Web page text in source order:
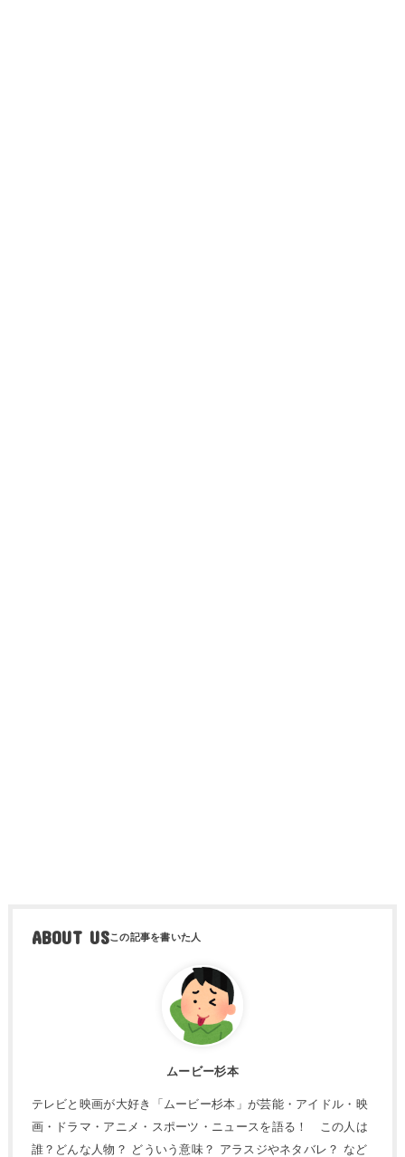
ABOUT US
ムービー杉本
テレビと映画が大好き「ムービー杉本」が芸能・アイドル・映
画・ドラマ・アニメ・スポーツ・ニュースを語る！ この人は
誰？どんな人物？ どういう意味？ アラスジやネタバレ？ など